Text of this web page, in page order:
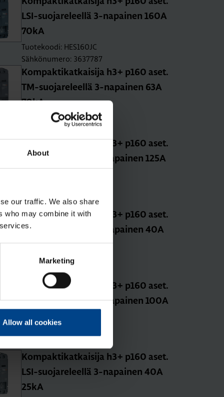
About
our traffic. We also share
who may combine it with
Marketing
Allow all cookies
LSI-suo­ja­re­leel­lä 3-na­pai­nen 160A
70kA
Tuotekoodi: HES160JC
Sähkönumero: 3637787
Kom­pak­ti­kat­kai­si­ja h3+ p160 aset.
TM-suo­ja­re­leel­lä 3-na­pai­nen 63A
70kA
Tuotekoodi: HES063DC
Sähkönumero: 3637773
Kom­pak­ti­kat­kai­si­ja h3+ p160 aset.
TM-suo­ja­re­leel­lä 3-na­pai­nen 125A
Sähkönumero: 3637776
Kom­pak­ti­kat­kai­si­ja h3+ p160 aset.
TM-suo­ja­re­leel­lä 3-na­pai­nen 40A
25kA
Tuotekoodi: HHS040DC
Sähkönumero: 3637759
Kom­pak­ti­kat­kai­si­ja h3+ p160 aset.
TM-suo­ja­re­leel­lä 3-na­pai­nen 100A
Kom­pak­ti­kat­kai­si­ja h3+ p160 aset.
LSI-suo­ja­re­leel­lä 3-na­pai­nen 40A
25kA